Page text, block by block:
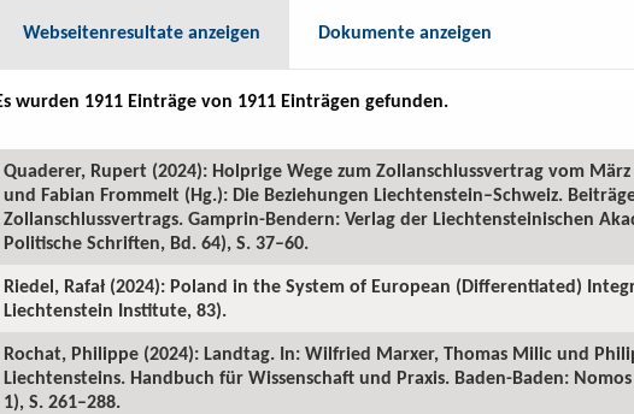
Webseitenresultate anzeigen Dokumente anzeigen
wurden 1911 Einträge von 1911 Einträgen gefunden.
Quaderer, Rupert (2024): Holprige Wege zum Zollanschlussvertrag vom
und Fabian Frommelt (Hg.): Die Beziehungen Liechtenstein–Schweiz.
Zollanschlussvertrags. Gamprin-Bendern: Verlag der Liechtensteinischen
Politische Schriften, Bd. 64), S. 37–60.
Riedel, Rafał (2024): Poland in the System of European (Differentiated)
Liechtenstein Institute, 83).
Rochat, Philippe (2024): Landtag. In: Wilfried Marxer, Thomas Milic und
Liechtensteins. Handbuch für Wissenschaft und Praxis. Baden-Baden:
1), S. 261–288.